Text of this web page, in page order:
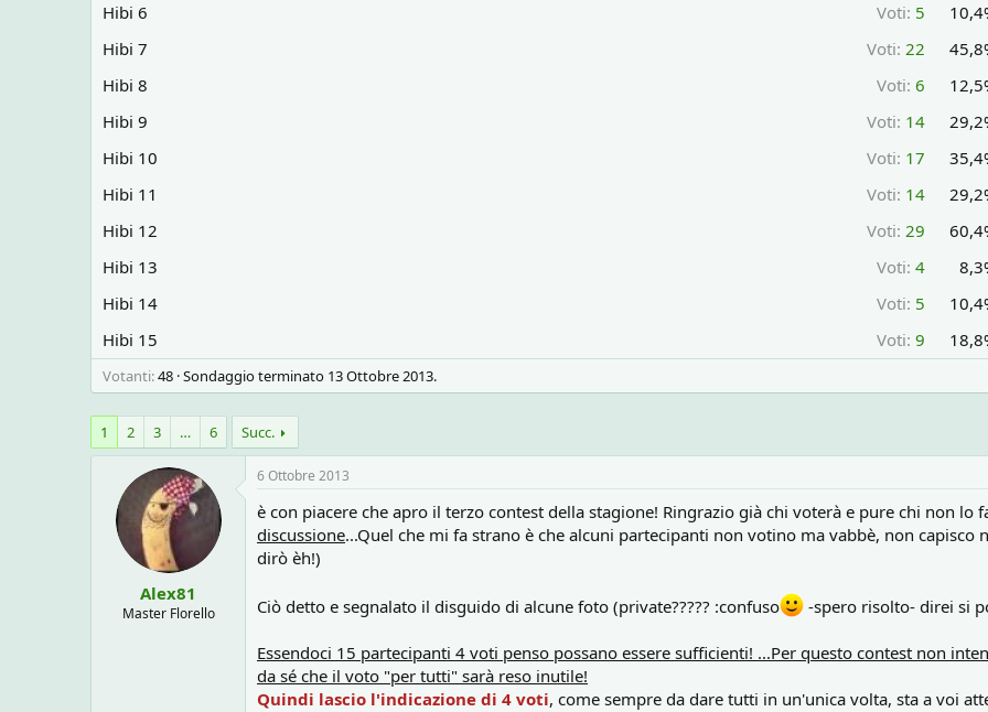
s
i
o
n
Hibi 6
Voti: 5
Hibi 7
Voti: 22
Hibi 8
Voti: 6
Hibi 9
Voti: 14
Hibi 10
Voti: 17
Hibi 11
Voti: 14
Hibi 12
Voti: 29
Hibi 13
Voti: 4
Hibi 14
Voti: 5
Hibi 15
Voti: 9
Votanti 48 Sondaggio terminato 13 Ottobre 2013.
1 2 3 … 6 Succ.
Alex81
Master Florello
6 Ottobre 2013
è con piacere che apro il terzo contest della stagione! Ringrazio già chi voterà e pure chi non lo
discussione...Quel che mi fa strano è che alcuni partecipanti non votino ma vabbè, non
dirò èh!)
Ciò detto e segnalato il disguido di alcune foto (private????? :confuso -spero risolto- direi si
Essendoci 15 partecipanti 4 voti penso possano essere sufficienti! ...Per questo contest non
da sé che il voto "per tutti" sarà reso inutile!
Quindi lascio l'indicazione di 4 voti, come sempre da dare tutti in un'unica volta, sta a voi